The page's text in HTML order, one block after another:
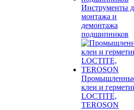
Инструменты
монтажа и
демонтажа
подшипников
клеи и
LOCTITE,
TEROSON